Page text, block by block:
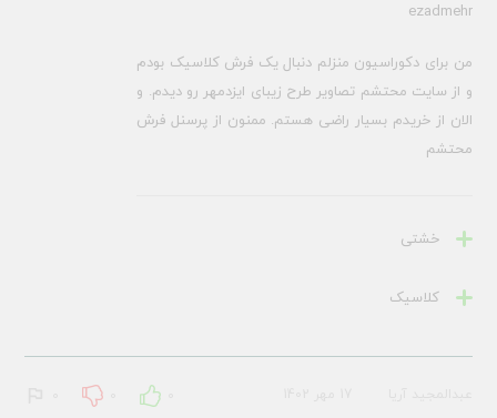
ezadmehr
من برای دکوراسیون منزلم دنبال یک فرش کلاسیک بودم
و از سایت محتشم تصاویر طرح زیبای ایزدمهر رو دیدم. و
الان از خریدم بسیار راضی هستم. ممنون از پرسنل فرش
محتشم
خشتی
کلاسیک